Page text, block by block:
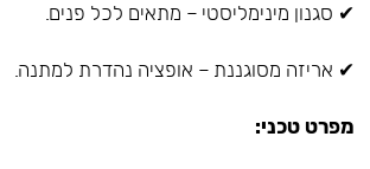
✔ סגנון מינימליסטי – מתאים לכל פנים.
✔ אריזה מסוגננת – אופציה נהדרת למתנה.
מפרט טכני: